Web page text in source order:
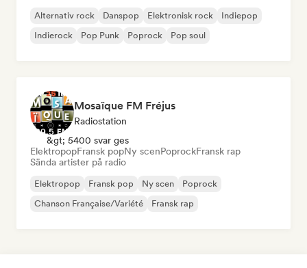
Alternativ rock Danspop Elektronisk rock
Indiepop
Indierock
Pop Punk Poprock Pop soul
Mosaïque FM Fréjus
Radiostation
&gt; 5400 svar ges
ElektropopFransk popNy scenPoprockFransk rap
Sända artister på radio
Elektropop Fransk pop Ny scen
Poprock
Chanson Française/Variété
Fransk rap